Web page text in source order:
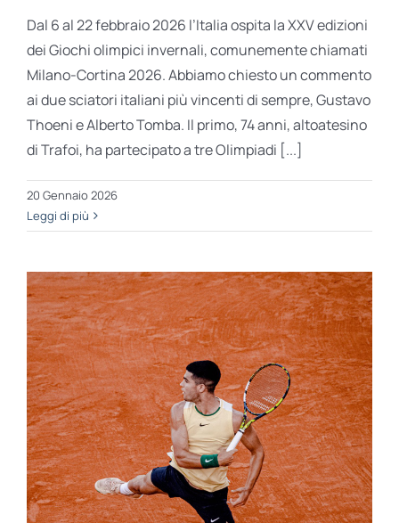
Dal 6 al 22 febbraio 2026 l’Italia ospita la XXV edizioni
dei Giochi olimpici invernali, comunemente chiamati
Milano-Cortina 2026. Abbiamo chiesto un commento
ai due sciatori italiani più vincenti di sempre, Gustavo
Thoeni e Alberto Tomba. Il primo, 74 anni, altoatesino
di Trafoi, ha partecipato a tre Olimpiadi [...]
20 Gennaio 2026
Leggi di più